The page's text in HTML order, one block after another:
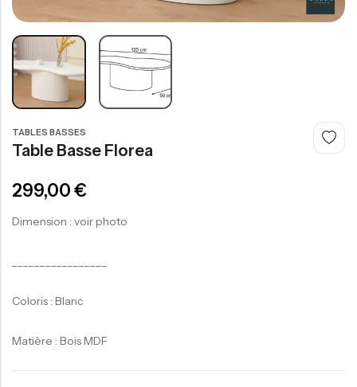
TABLES BASSES
Table Basse Florea
299,00€
Dimension : voir photo
Coloris : Blanc
Matière : Bois MDF